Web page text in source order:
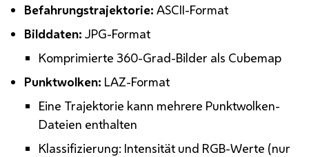
Befahrungstrajektorie: ASCII-Format
Bilddaten: JPG-Format
Komprimierte 360-Grad-Bilder als Cubemap
Punktwolken: LAZ-Format
Eine Trajektorie kann mehrere Punktwolken-
Dateien enthalten
Klassifizierung: Intensität und RGB-Werte (nur